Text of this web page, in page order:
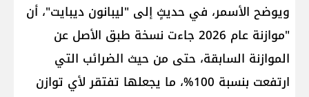
ويوضح الأسمر، في حديثٍ إلى "ليبانون ديبايت"، أن
"موازنة عام 2026 جاءت نسخة طبق الأصل عن
الموازنة السابقة، حتى من حيث الضرائب التي
ارتفعت بنسبة 100%، ما يجعلها تفتقر لأي توازن